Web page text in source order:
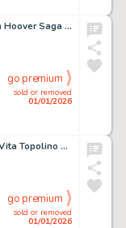
Illustrazione originale Quinton Hoover Saga Guerre Segrete San Diego 2007
sold or removed
01/01/2026
go premium
Tavola originale Massimo De Vita Topolino # 862 pg. 10 “Paperino e la botte di Diogene”
sold or removed
01/01/2026
go premium